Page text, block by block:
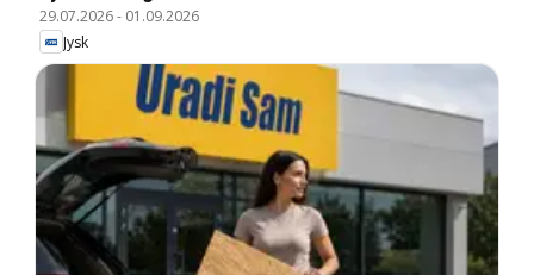
29.07.2026- 01.09.2026
Jysk